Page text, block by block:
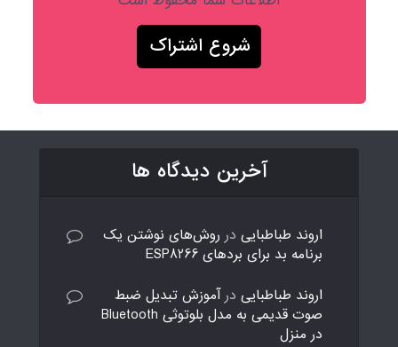
آخرین دیدگاه ها
اروند طباطبایی در روش‌های نوشتن یک
برنامه بد برای بردهای ESP8266
اروند طباطبایی درآموزش تبدیل ضبط
صوت قدیمی به مدل بلوتوثی Bluetooth
در منزل